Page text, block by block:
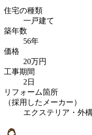
住宅の種類
一戸建て
築年数
56年
価格
20万円
工事期間
2日
リフォーム箇所
（採用したメーカー）
エクステリア・外